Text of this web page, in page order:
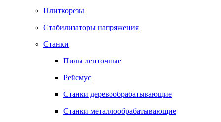
Плиткорезы
Стабилизаторы напряжения
Станки
Пилы ленточные
Рейсмус
Станки деревообрабатывающие
Станки металлообрабатывающие